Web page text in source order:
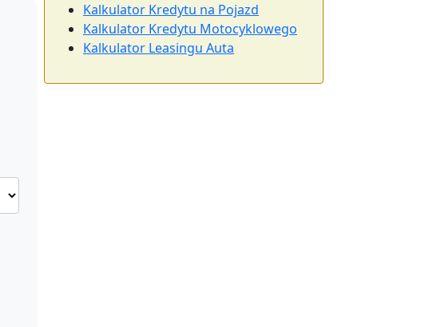
Kalkulator Kredytu na Pojazd
Kalkulator Kredytu Motocyklowego
Kalkulator Leasingu Auta